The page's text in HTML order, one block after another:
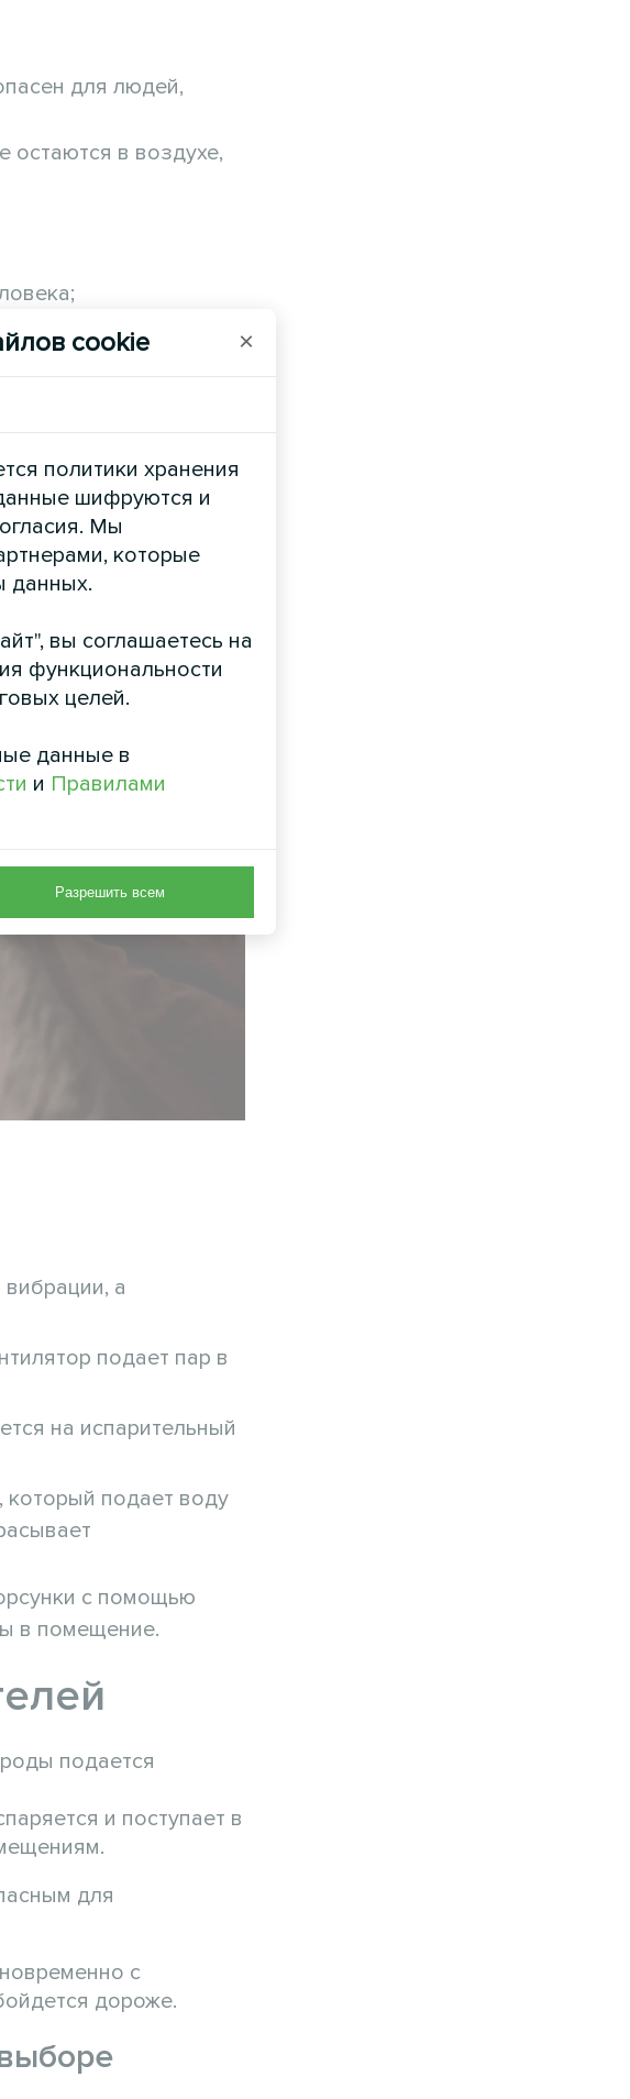
для людей,
остаются в воздухе,
потере ее
а
подает пар в
на испарительный
который подает воду
с помощью
в помещение.
подается
и поступает в
для
с
дороже.
cookie ×
политики хранения
шифруются и
Мы
которые
данных.
вы соглашаетесь на
функциональности
целей.
данные в
и Правилами
Разрешить всем